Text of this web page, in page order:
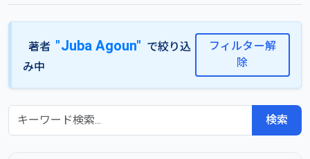
著者 "Juba Agoun" で絞り込
み中
フィルター解
除
検索